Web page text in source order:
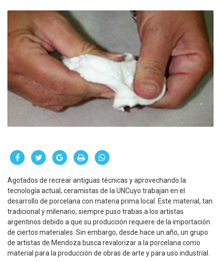
Agotados de recrear antiguas técnicas y aprovechando la
tecnología actual, ceramistas de la UNCuyo trabajan en el
desarrollo de porcelana con materia prima local. Este material, tan
tradicional y milenario, siempre puso trabas a los artistas
argentinos debido a que su producción requiere de la importación
de ciertos materiales. Sin embargo, desde hace un año, un grupo
de artistas de Mendoza busca revalorizar a la porcelana como
material para la producción de obras de arte y para uso industrial.